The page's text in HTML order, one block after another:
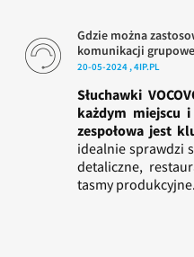
Gdzie można
komunikacji
20-05-2024 , 4IP.PL
Słuchawki
każdym miejscu
zespołowa jest
idealnie sprawdzi
detaliczne,
tasmy produkcyjne.